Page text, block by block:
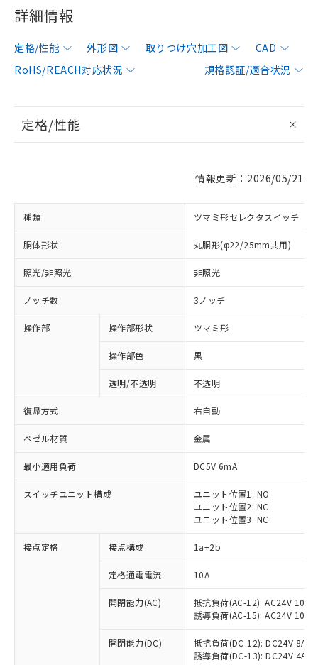
詳細情報
定格/性能 外形図 取りつけ穴加工図
CAD
RoHS/REACH対応状況
規格認証/適合状況
定格/性能
情報更新：2026/05/21
種類 ツマミ形セレクタスイッチ
胴体形状 丸胴形(φ22/25mm共用)
照光/非照光 非照光
ノッチ数 3ノッチ
操作部 操作部形状 ツマミ形
操作部色 黒
透明/不透明 不透明
復帰方式 右自動
ベゼル材質 金属
最小適用負荷 DC5V 6mA
スイッチユニット構成
ユニット位置1: NO
ユニット位置2: NC
ユニット位置3: NC
接点定格 接点構成 1a+2b
定格通電電流 10A
開閉能力(AC)
抵抗負荷(AC-12): AC24V 10A/
誘導負荷(AC-15): AC24V
開閉能力(DC)
抵抗負荷(DC-12): DC24V 8A/
誘導負荷(DC-13): DC24V 4A/
ご利用条件
対応済み：EU RoHS指令（10物質）の
非含有に対応した製品が提供可能な商品で
有に対応した製品に切り替える予定のある